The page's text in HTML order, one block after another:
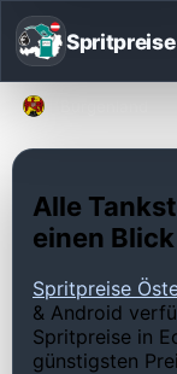
Alle
einen Blick
Spritpreise
& Android
Spritpreise in
günstigsten